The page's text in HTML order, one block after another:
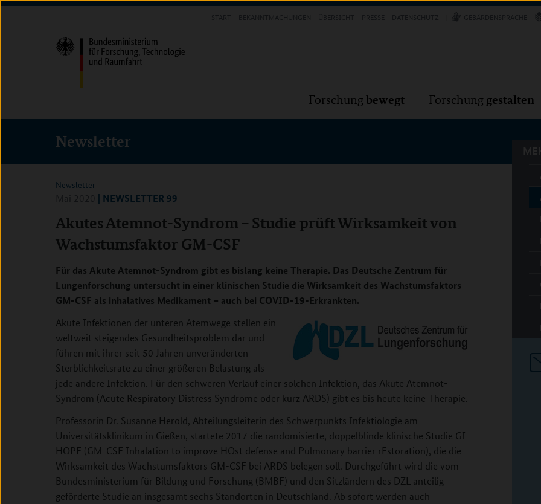
Direkt
(Eingabetaste)
Direkt
(Eingabetaste)
Direkt
(Eingabetaste)
Forschung bewegt Forschung gestalten
Newsletter
Newsletter
| NEWSLETTER 99
Akutes Atemnot-Syndrom – Studie prüft Wirksamkeit von
Wachstumsfaktor GM-CSF
Für das Akute Atemnot-Syndrom gibt es bislang keine Therapie. Das Deutsche Zentrum für
Lungenforschung untersucht in einer klinischen Studie die Wirksamkeit des Wachstumsfaktors
GM-CSF als inhalatives Medikament – auch bei COVID-19-Erkrankten.
Akute Infektionen der unteren Atemwege stellen ein
weltweit steigendes Gesundheitsproblem dar und
führen mit ihrer seit 50 Jahren unveränderten
Sterblichkeitsrate zu einer größeren Belastung als
jede andere Infektion. Für den schweren Verlauf einer solchen Infektion, das Akute Atemnot-
Syndrom (Acute Respiratory Distress Syndrome oder kurz ARDS) gibt es bis heute keine Therapie.
Professorin Dr. Susanne Herold, Abteilungsleiterin des Schwerpunkts Infektiologie am
Universitätsklinikum in Gießen, startete 2017 die randomisierte, doppelblinde klinische Studie GI-
HOPE (GM-CSF Inhalation to improve HOst defense and Pulmonary barrier rEstoration), die die
Wirksamkeit des Wachstumsfaktors GM-CSF bei ARDS belegen soll. Durchgeführt wird die vom
Bundesministerium für Bildung und Forschung (BMBF) und den Sitzländern des DZL anteilig
geförderte Studie an insgesamt sechs Standorten in Deutschland. Ab sofort werden auch
Forschung Forschung